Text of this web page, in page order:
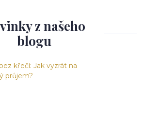
z našeho
blogu